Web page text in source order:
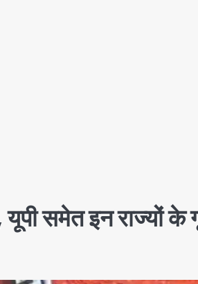
समेत इन राज्यों के